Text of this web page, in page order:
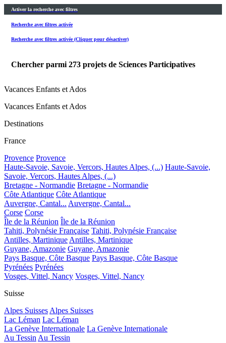
Activer la recherche avec filtres
Recherche avec filtres activée
Recherche avec filtres activée (Cliquer pour désactiver)
Chercher parmi 273 projets de Sciences Participatives
Vacances Enfants et Ados
Vacances Enfants et Ados
Destinations
France
Provence Provence
Haute-Savoie, Savoie, Vercors, Hautes Alpes, (...) Haute-Savoie,
Savoie, Vercors, Hautes Alpes, (...)
Bretagne - Normandie Bretagne - Normandie
Côte Atlantique Côte Atlantique
Auvergne, Cantal... Auvergne, Cantal...
Corse Corse
Île de la Réunion Île de la Réunion
Tahiti, Polynésie Française Tahiti, Polynésie Française
Antilles, MartiniqueAntilles, Martinique
Guyane, Amazonie Guyane, Amazonie
Pays Basque, Côte Basque Pays Basque, Côte Basque
Pyrénées Pyrénées
Vosges, Vittel, Nancy Vosges, Vittel, Nancy
Suisse
Alpes SuissesAlpes Suisses
Lac Léman Lac Léman
La Genève Internationale La Genève Internationale
Au TessinAu Tessin